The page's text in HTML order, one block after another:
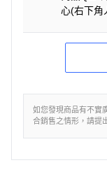
心(右下角
如您發現商品有不實
合銷售之情形，請提